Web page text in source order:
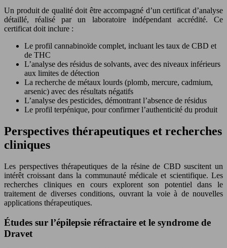
Un produit de qualité doit être accompagné d’un certificat d’analyse
détaillé, réalisé par un laboratoire indépendant accrédité. Ce
certificat doit inclure :
Le profil cannabinoïde complet, incluant les taux de CBD et
de THC
L’analyse des résidus de solvants, avec des niveaux inférieurs
aux limites de détection
La recherche de métaux lourds (plomb, mercure, cadmium,
arsenic) avec des résultats négatifs
L’analyse des pesticides, démontrant l’absence de résidus
Le profil terpénique, pour confirmer l’authenticité du produit
Perspectives thérapeutiques et recherches
cliniques
Les perspectives thérapeutiques de la résine de CBD suscitent un
intérêt croissant dans la communauté médicale et scientifique. Les
recherches cliniques en cours explorent son potentiel dans le
traitement de diverses conditions, ouvrant la voie à de nouvelles
applications thérapeutiques.
Études sur l’épilepsie réfractaire et le syndrome de
Dravet